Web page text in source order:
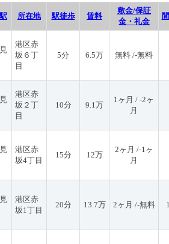
所在地 駅徒歩 賃料
敷金/保証
金・礼金
港区赤
坂６丁
目
5分 6.5万 無料 /-無料
港区赤
坂２丁
目
10分 9.1万
1ヶ月 / -2ヶ
月
港区赤
坂4丁目
15分 12万
2ヶ月 /-1ヶ
月
港区赤
坂1丁目
20分 13.7万 2ヶ月 /-無料